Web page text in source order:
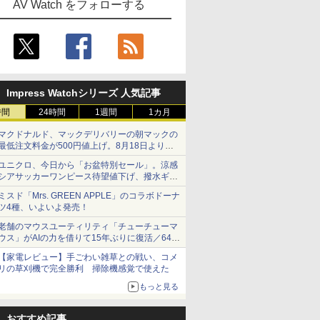
AV Watch をフォローする
Impress Watchシリーズ 人気記事
24時間 1週間 1カ月
クドナルド、マックデリバリーの朝マックの
低注文料金が500円値上げ。8月18日より
円から受付
ニクロ、今日から「お盆特別セール」。涼感
アサッカーワンピース待望値下げ、撥水ギア
ョーツは1990円に
スド「Mrs. GREEN APPLE」のコラボドーナ
4種、いよいよ発売！
舗のマウスユーティリティ「チューチューマ
ス」がAIの力を借りて15年ぶりに復活／64bit
、Windows 10/11、「Chrome」も走り回
。復活記念で2026年末まで500円
家電レビュー】手ごわい雑草との戦い、コメ
の草刈機で完全勝利 掃除機感覚で使えた
もっと見る